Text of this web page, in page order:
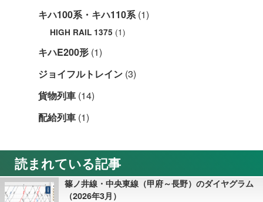
キハ100系・キハ110系 (1)
HIGH RAIL 1375 (1)
キハE200形 (1)
ジョイフルトレイン (3)
貨物列車 (14)
配給列車 (1)
読まれている記事
篠ノ井線・中央東線（甲府～長野）のダイヤグラム
（2026年3月）